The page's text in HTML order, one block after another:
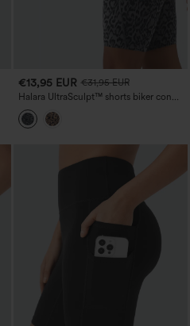
€13,95 EUR €31,95 EUR
Halara UltraSculpt™ shorts biker con
estampado de leopardo, talle alto,
control abdominal, 9'' con bolsillos